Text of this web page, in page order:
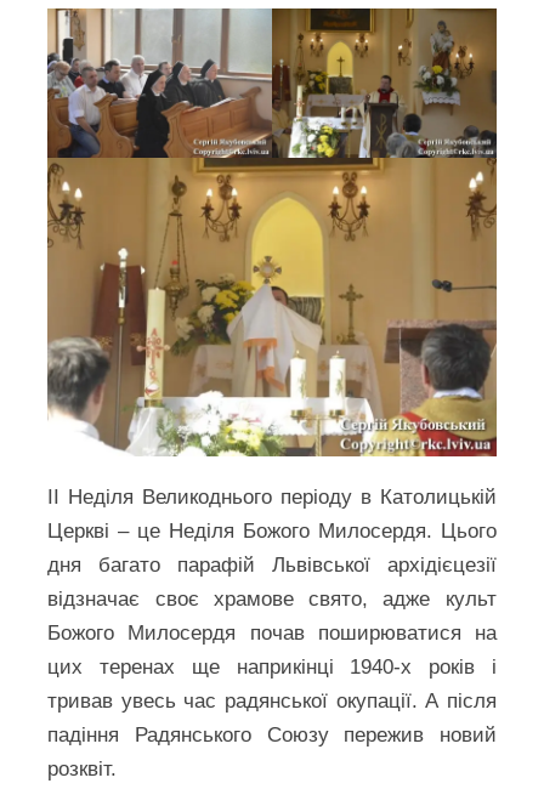
ІІ Неділя Великоднього періоду в Католицькій
Церкві – це Неділя Божого Милосердя. Цього
дня багато парафій Львівської архідієцезії
відзначає своє храмове свято, адже культ
Божого Милосердя почав поширюватися на
цих теренах ще наприкінці 1940-х років і
тривав увесь час радянської окупації. А після
падіння Радянського Союзу пережив новий
розквіт.